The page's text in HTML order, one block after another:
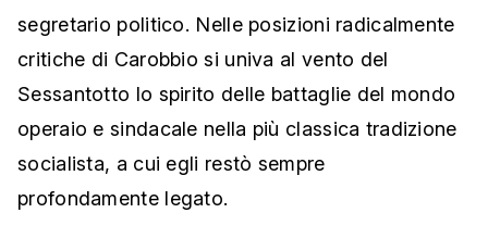
segretario politico. Nelle posizioni radicalmente
critiche di Carobbio si univa al vento del
Sessantotto lo spirito delle battaglie del mondo
operaio e sindacale nella più classica tradizione
socialista, a cui egli restò sempre
profondamente legato.